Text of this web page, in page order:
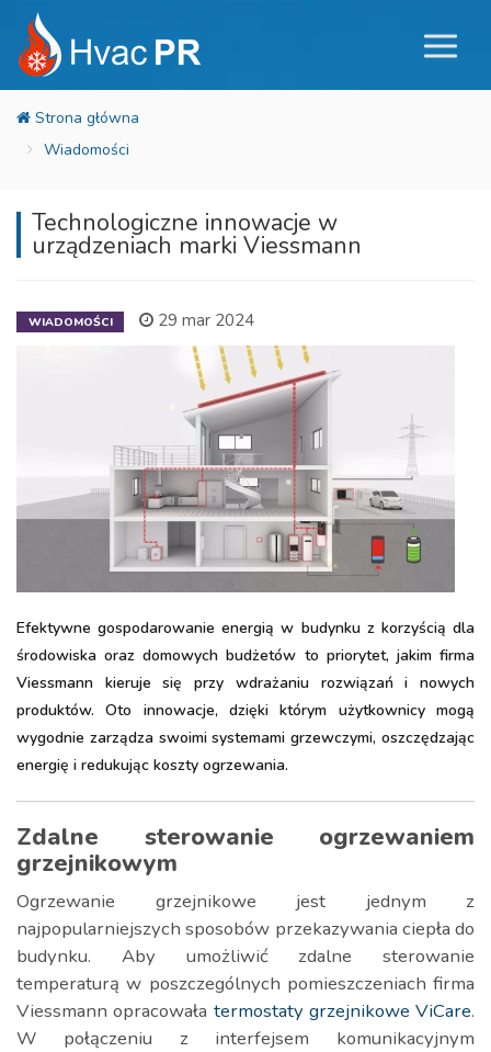
Wiadomości
Technologiczne innowacje w
urządzeniach marki Viessmann
WIADOMOŚCI 29 mar 2024
Efektywne gospodarowanie energią w budynku z korzyścią dla
środowiska oraz domowych budżetów to priorytet, jakim firma
Viessmann kieruje się przy wdrażaniu rozwiązań i nowych
produktów. Oto innowacje, dzięki którym użytkownicy mogą
wygodnie zarządza swoimi systemami grzewczymi, oszczędzając
energię i redukując koszty ogrzewania.
Zdalne sterowanie ogrzewaniem
grzejnikowym
Ogrzewanie grzejnikowe jest jednym z
najpopularniejszych sposobów przekazywania ciepła do
budynku. Aby umożliwić zdalne sterowanie
temperaturą w poszczególnych pomieszczeniach firma
Viessmann opracowała termostaty grzejnikowe ViCare.
W połączeniu z interfejsem komunikacyjnym